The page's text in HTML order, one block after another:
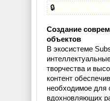
🔒
Создание
объектов
В экосистеме
творчества и
контент
необходимое для
вдохновляющих